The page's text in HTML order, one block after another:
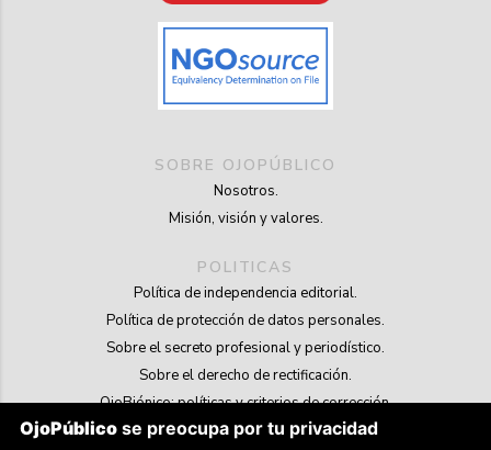
SOBRE OJOPÚBLICO
Nosotros.
Misión, visión y valores.
POLITICAS
Política de independencia editorial.
Política de protección de datos personales.
Sobre el secreto profesional y periodístico.
Sobre el derecho de rectificación.
OjoBiónico: políticas y criterios de corrección.
Sobre libertad de información frente a pedidos de retiro de contenidos.
OjoPúblico se preocupa por tu privacidad